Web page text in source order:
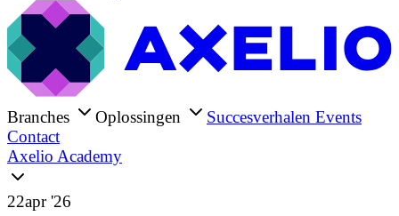
Branches Oplossingen Succesverhalen Events
Contact
Axelio Academy
22apr '26